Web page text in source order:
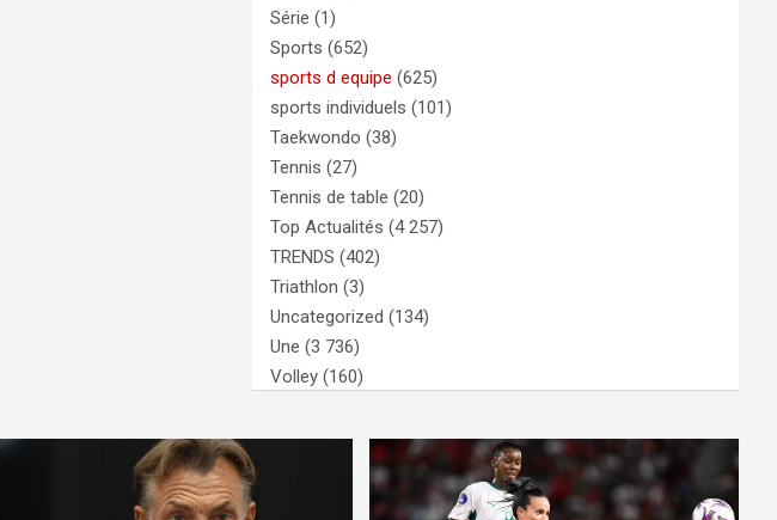
Série (1)
Sports (652)
sports d equipe (625)
sports individuels (101)
Taekwondo (38)
Tennis (27)
Tennis de table (20)
Top Actualités (4 257)
TRENDS (402)
Triathlon (3)
Uncategorized (134)
Une (3 736)
Volley (160)